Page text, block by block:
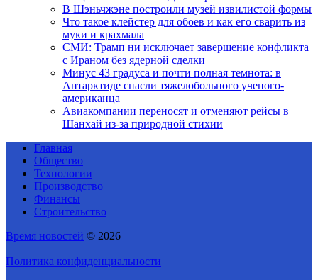
В Шэньчжэне построили музей извилистой формы
Что такое клейстер для обоев и как его сварить из
муки и крахмала
СМИ: Трамп ни исключает завершение конфликта
с Ираном без ядерной сделки
Минус 43 градуса и почти полная темнота: в
Антарктиде спасли тяжелобольного ученого-
американца
Авиакомпании переносят и отменяют рейсы в
Шанхай из-за природной стихии
Главная
Общество
Технологии
Производство
Финансы
Строительство
Время новостей © 2026
Политика конфиденциальности